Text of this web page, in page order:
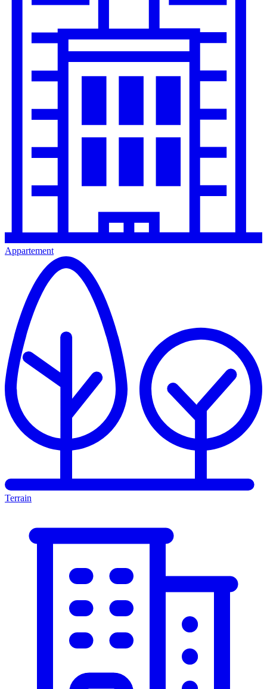
Appartement
Terrain